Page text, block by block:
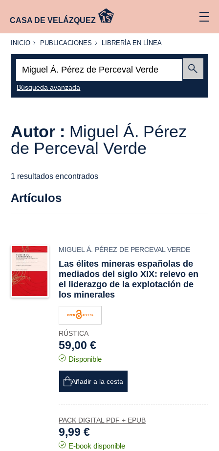
CASA DE VELÁZQUEZ
INICIO
INICIO PUBLICACIONES
PUBLICACIONES
LIBRERÍA
LÍNEA
LIBRERÍA EN LÍNEA
Búsqueda avanzada
Autor : Miguel Á. Pérez
de Perceval Verde
1 resultados encontrados
Artículos
MIGUEL Á. PÉREZ DE PERCEVAL VERDE
Las élites mineras españolas de
mediados del siglo XIX: relevo en
el liderazgo de la explotación de
los minerales
RÚSTICA
59,00 €
Disponible
Añadir a la cesta
PACK DIGITAL PDF + EPUB
9,99 €
E-book disponible